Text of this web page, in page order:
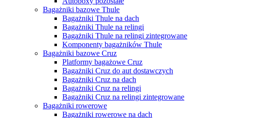
Bagażniki bazowe Thule
Bagażniki Thule na dach
Bagażniki Thule na relingi
Bagażniki Thule na relingi zintegrowane
Komponenty bagażników Thule
Bagażniki bazowe Cruz
Platformy bagażowe Cruz
Bagażniki Cruz do aut dostawczych
Bagażniki Cruz na dach
Bagażniki Cruz na relingi
Bagażniki Cruz na relingi zintegrowane
Bagażniki rowerowe
Bagażniki rowerowe na dach